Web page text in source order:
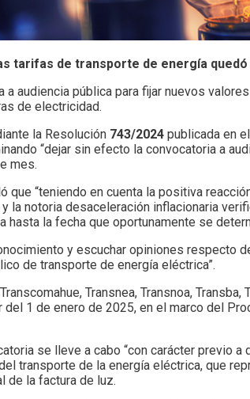
tarifas de transporte de energía
a audiencia pública para fijar nuevos
de electricidad.
la Resolución 743/2024 publicada en el
“dejar sin efecto la convocatoria a
mes.
“teniendo en cuenta la positiva
la notoria desaceleración inflacionaria
la fecha que oportunamente se
y escuchar opiniones respecto
de transporte de energía eléctrica”.
Transnea, Transnoa, Transba,
1 de enero de 2025, en el marco del
se lleve a cabo “con carácter previo
transporte de la energía eléctrica, que
de la factura de luz.